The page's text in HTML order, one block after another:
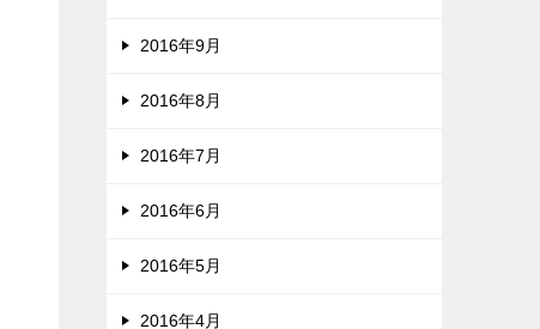
2016年9月
2016年8月
2016年7月
2016年6月
2016年5月
2016年4月